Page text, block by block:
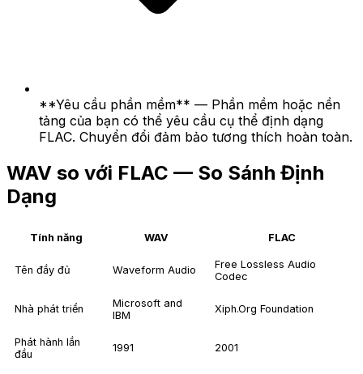
**Yêu cầu phần mềm** — Phần mềm hoặc nền
tảng của bạn có thể yêu cầu cụ thể định dạng
FLAC. Chuyển đổi đảm bảo tương thích hoàn toàn.
WAV so với FLAC — So Sánh Định
Dạng
Tính năng WAV FLAC
Tên đầy đủ Waveform Audio
Free Lossless Audio
Codec
Nhà phát triển
Microsoft and
IBM
Xiph.Org Foundation
Phát hành lần
đầu
1991 2001